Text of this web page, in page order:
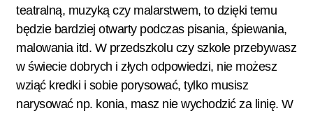
teatralną, muzyką czy malarstwem, to dzięki temu
będzie bardziej otwarty podczas pisania, śpiewania,
malowania itd. W przedszkolu czy szkole przebywasz
w świecie dobrych i złych odpowiedzi, nie możesz
wziąć kredki i sobie porysować, tylko musisz
narysować np. konia, masz nie wychodzić za linię. W